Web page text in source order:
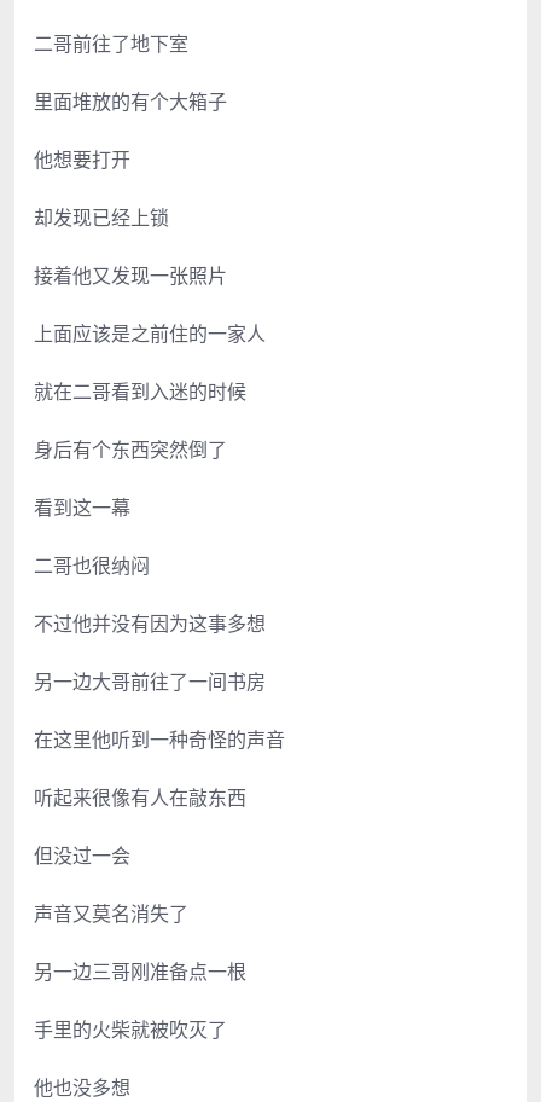
二哥前往了地下室
里面堆放的有个大箱子
他想要打开
却发现已经上锁
接着他又发现一张照片
上面应该是之前住的一家人
就在二哥看到入迷的时候
身后有个东西突然倒了
看到这一幕
二哥也很纳闷
不过他并没有因为这事多想
另一边大哥前往了一间书房
在这里他听到一种奇怪的声音
听起来很像有人在敲东西
但没过一会
声音又莫名消失了
另一边三哥刚准备点一根
手里的火柴就被吹灭了
他也没多想